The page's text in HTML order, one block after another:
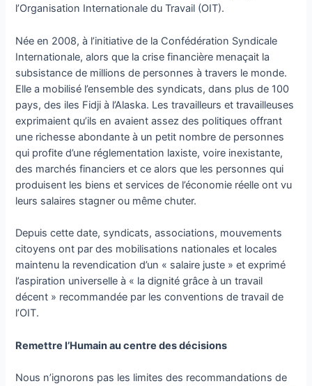
l’Organisation Internationale du Travail (OIT).
Née en 2008, à l’initiative de la Confédération Syndicale
Internationale, alors que la crise financière menaçait la
subsistance de millions de personnes à travers le monde.
Elle a mobilisé l’ensemble des syndicats, dans plus de 100
pays, des iles Fidji à l’Alaska. Les travailleurs et travailleuses
exprimaient qu’ils en avaient assez des politiques offrant
une richesse abondante à un petit nombre de personnes
qui profite d’une réglementation laxiste, voire inexistante,
des marchés financiers et ce alors que les personnes qui
produisent les biens et services de l’économie réelle ont vu
leurs salaires stagner ou même chuter.
Depuis cette date, syndicats, associations, mouvements
citoyens ont par des mobilisations nationales et locales
maintenu la revendication d’un « salaire juste » et exprimé
l’aspiration universelle à « la dignité grâce à un travail
décent » recommandée par les conventions de travail de
l’OIT.
Remettre l’Humain au centre des décisions
Nous n’ignorons pas les limites des recommandations de